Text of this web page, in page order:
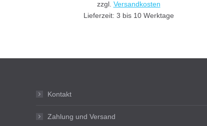
zzgl. Versandkosten
Lieferzeit: 3 bis 10 Werktage
Kontakt
Zahlung und Versand